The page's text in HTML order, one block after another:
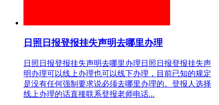
日照日报登报挂失声明去哪里办理
日照日报登报挂失声明去哪里办理日照日报登报挂失声
明办理可以线上办理也可以线下办理，目前已知的规定
是没有任何强制要求说必须去哪里办理的。登报人选择
线上办理的话直接联系登报老师电话...